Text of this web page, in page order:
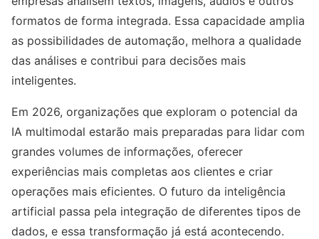
formatos de forma integrada. Essa capacidade amplia
as possibilidades de automação, melhora a qualidade
das análises e contribui para decisões mais
inteligentes.
Em 2026, organizações que exploram o potencial da
IA multimodal estarão mais preparadas para lidar com
grandes volumes de informações, oferecer
experiências mais completas aos clientes e criar
operações mais eficientes. O futuro da inteligência
artificial passa pela integração de diferentes tipos de
dados, e essa transformação já está acontecendo.